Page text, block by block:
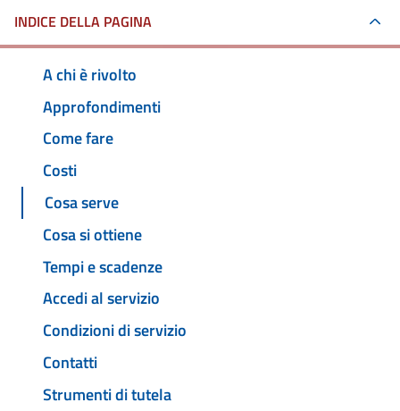
INDICE DELLA PAGINA
A chi è rivolto
Approfondimenti
Come fare
Costi
Cosa serve
Cosa si ottiene
Tempi e scadenze
Accedi al servizio
Condizioni di servizio
Contatti
Strumenti di tutela